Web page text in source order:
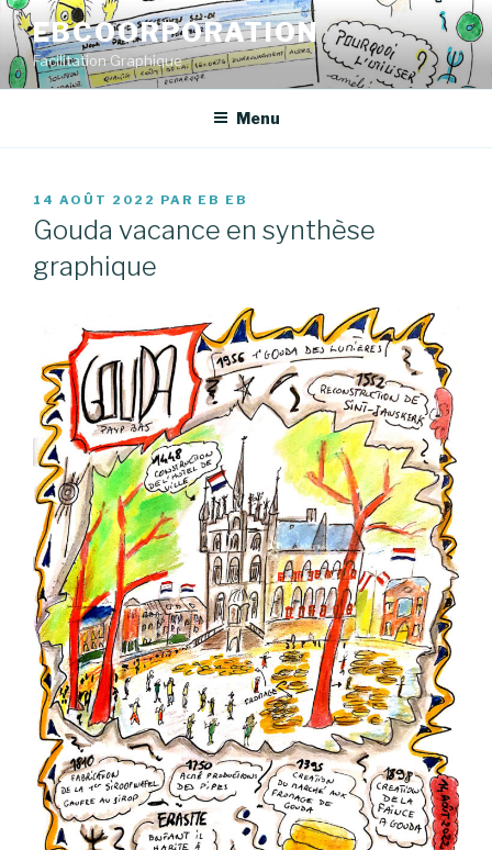
Aller
au
contenu
principal
EBCOORPORATION
Facilitation Graphique
Menu
PUBLIÉ
LE
14 AOÛT 2022 PAR EB EB
Gouda vacance en synthèse
graphique